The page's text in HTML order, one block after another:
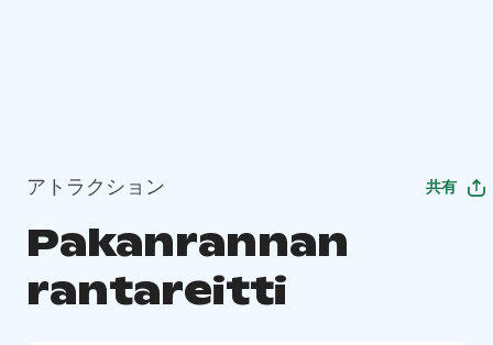
アトラクション 共有
Pakanrannan
rantareitti